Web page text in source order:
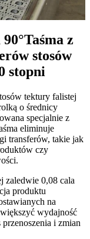
Taśma z
stosów
stopni
tektury falistej
o średnicy
specjalnie z
eliminuje
transferów, takie jak
czy
zaledwie 0,08 cala
produktu
na
wydajność
i zmian